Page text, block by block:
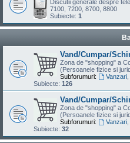
Discutii generale despre
7100, 7200, 8700, 8800
Subiecte: 1
Vand/Cumpar/
Zona de "shopping" a
(Persoanele fizice si
Subforumuri:
Vanzari,
Subiecte: 126
Vand/Cumpar/
Zona de "shopping" a
(Persoanele fizice si
Subforumuri:
Vanzari,
Subiecte: 32